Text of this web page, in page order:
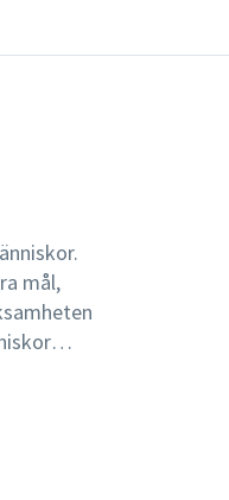
mål,